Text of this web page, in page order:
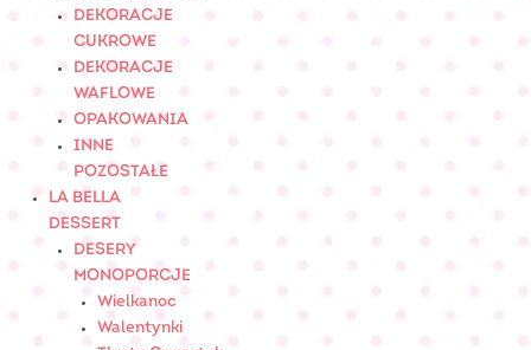
DEKORACJE
CUKROWE
DEKORACJE
WAFLOWE
OPAKOWANIA
INNE
POZOSTAŁE
LA BELLA
DESSERT
DESERY
MONOPORCJE
Wielkanoc
Walentynki